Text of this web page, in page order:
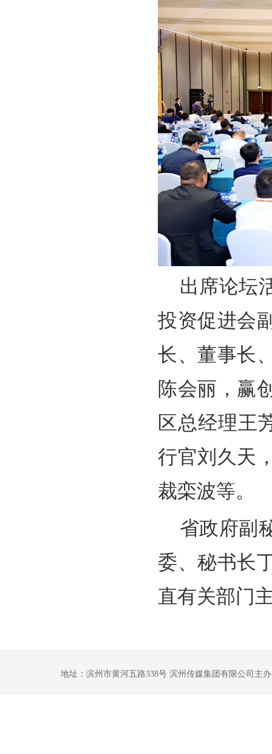
出席论坛
投资促进会
长、董事长
陈会丽，赢
区总经理王
行官刘久天
裁栾波等。
省政府副
委、秘书长
直有关部门
地址：滨州市黄河五路338号 滨州传媒集团有限公司主